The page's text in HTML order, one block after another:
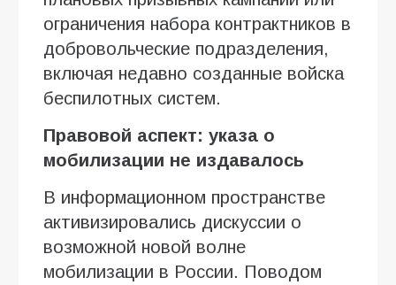
ограничения набора контрактников в
добровольческие подразделения,
включая недавно созданные войска
беспилотных систем.
Правовой аспект: указа о
мобилизации не издавалось
В информационном пространстве
активизировались дискуссии о
возможной новой волне
мобилизации в России. Поводом